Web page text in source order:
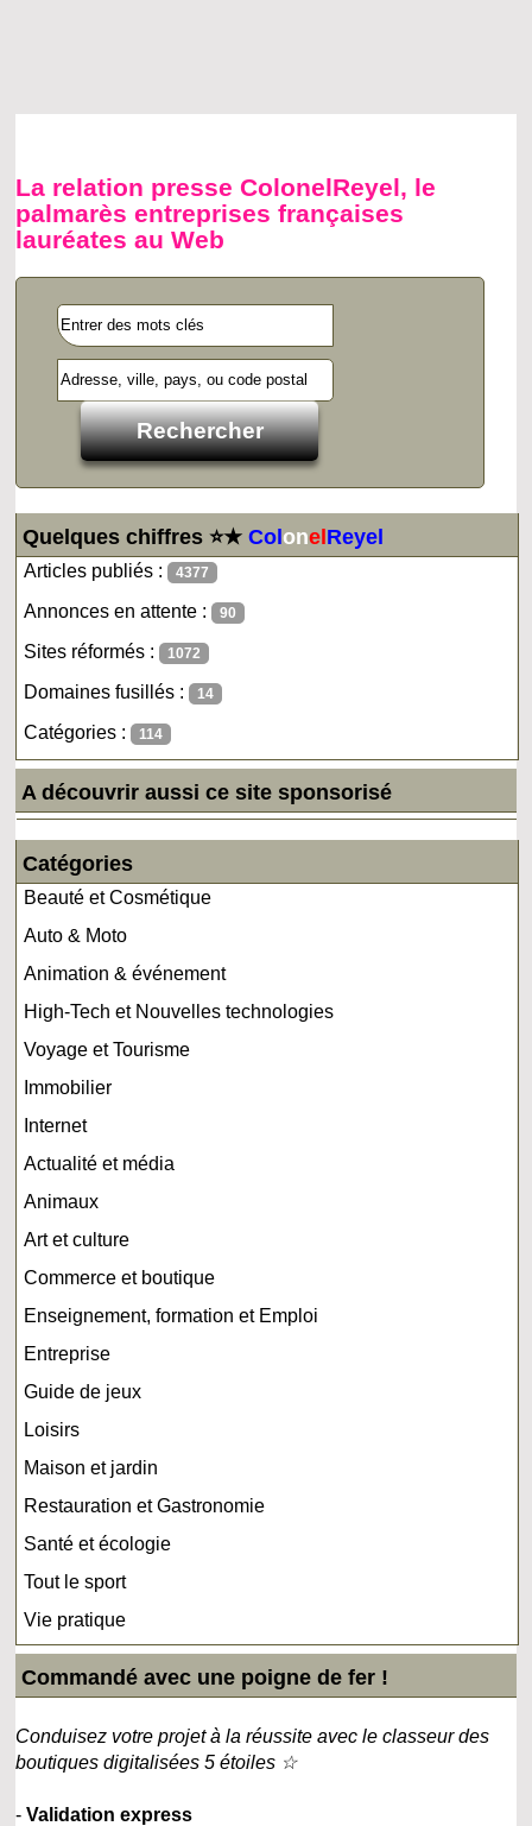
La relation presse ColonelReyel, le
palmarès entreprises françaises
lauréates au Web
Quelques chiffres ⭐★ColonelReyel
Articles publiés : 4377
Annonces en attente : 90
Sites réformés : 1072
Domaines fusillés : 14
Catégories : 114
A découvrir aussi ce site sponsorisé
Catégories
Beauté et Cosmétique
Auto & Moto
Animation & événement
High-Tech et Nouvelles technologies
Voyage et Tourisme
Immobilier
Internet
Actualité et média
Animaux
Art et culture
Commerce et boutique
Enseignement, formation et Emploi
Entreprise
Guide de jeux
Loisirs
Maison et jardin
Restauration et Gastronomie
Santé et écologie
Tout le sport
Vie pratique
Commandé avec une poigne de fer !
Conduisez votre projet à la réussite avec le classeur des
boutiques digitalisées 5 étoiles ☆
-Validation express